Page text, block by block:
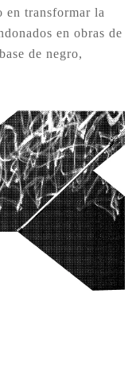
en transformar la
en obras de
de negro,